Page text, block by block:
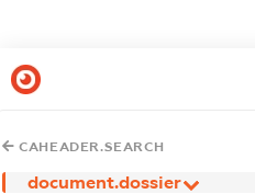
CAHEADER.SEARCH
document.dossier